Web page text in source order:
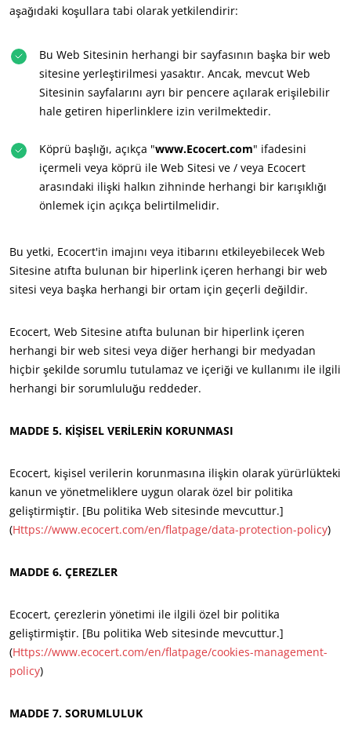
İŞ SEKTÖRLERIMIZ
Tarımsal gıda
Ormancılık
Evde bakım ürünleri
Dayanıklı malzemeler
aşağıdaki koşullara tabi olarak yetkilendirir:
Bu Web Sitesinin herhangi bir sayfasının başka bir web
sitesine yerleştirilmesi yasaktır. Ancak, mevcut Web
Sitesinin sayfalarını ayrı bir pencere açılarak erişilebilir
hale getiren hiperlinklere izin verilmektedir.
Köprü başlığı, açıkça "www.Ecocert.com" ifadesini
içermeli veya köprü ile Web Sitesi ve / veya Ecocert
arasındaki ilişki halkın zihninde herhangi bir karışıklığı
önlemek için açıkça belirtilmelidir.
Bu yetki, Ecocert'in imajını veya itibarını etkileyebilecek Web
Sitesine atıfta bulunan bir hiperlink içeren herhangi bir web
sitesi veya başka herhangi bir ortam için geçerli değildir.
Ecocert, Web Sitesine atıfta bulunan bir hiperlink içeren
herhangi bir web sitesi veya diğer herhangi bir medyadan
hiçbir şekilde sorumlu tutulamaz ve içeriği ve kullanımı ile ilgili
herhangi bir sorumluluğu reddeder.
MADDE 5. KİŞİSEL VERİLERİN KORUNMASI
Ecocert, kişisel verilerin korunmasına ilişkin olarak yürürlükteki
kanun ve yönetmeliklere uygun olarak özel bir politika
geliştirmiştir. [Bu politika Web sitesinde mevcuttur.]
(Https://www.ecocert.com/en/flatpage/data-protection-policy)
MADDE 6. ÇEREZLER
Ecocert, çerezlerin yönetimi ile ilgili özel bir politika
geliştirmiştir. [Bu politika Web sitesinde mevcuttur.]
(Https://www.ecocert.com/en/flatpage/cookies-management-
policy)
MADDE 7. SORUMLULUK